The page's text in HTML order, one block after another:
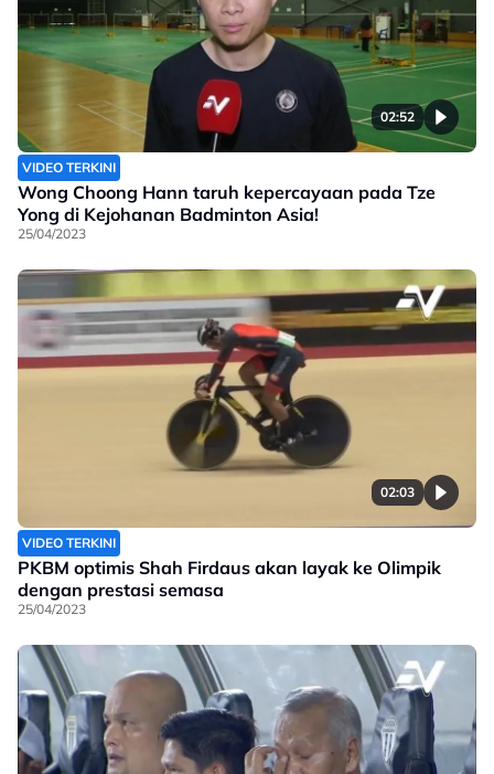
02:52
VIDEO TERKINI
Wong Choong Hann taruh kepercayaan pada Tze
Yong di Kejohanan Badminton Asia!
25/04/2023
02:03
VIDEO TERKINI
PKBM optimis Shah Firdaus akan layak ke Olimpik
dengan prestasi semasa
25/04/2023